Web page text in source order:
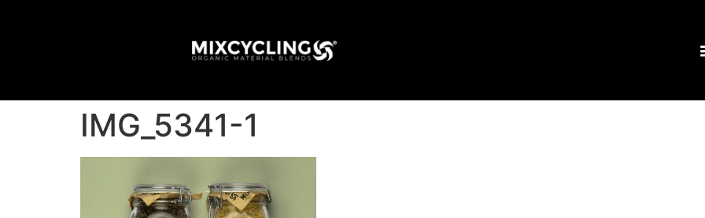
IMG_5341-1